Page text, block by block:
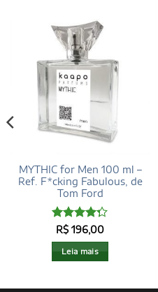
MYTHIC for Men 100 ml –
Ref. F*cking Fabulous, de
Tom Ford
Avaliação
4.29de 5
R$196,00
Leia mais